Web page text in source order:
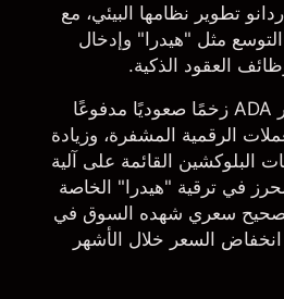
تطوير نظامها البيئي، مع
التوسع مثل "هيدرا" وإدخال
العقود الذكية.
في عام 2024، شهد سعر ADA زخمًا صعوديًا مدفوعًا
الرقمية المشفرة، وزيادة
البلوكشين القائمة على آلية
في ترقية "هيدرا" الخاصة
تصحيح سعري شهده السوق في
السعر خلال الأشهر